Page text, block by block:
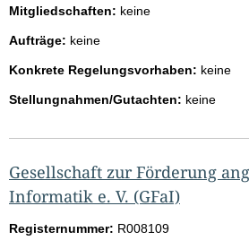
Mitgliedschaften: keine
Aufträge: keine
Konkrete Regelungsvorhaben: keine
Stellungnahmen/Gutachten: keine
Gesellschaft zur Förderung
Informatik e. V. (GFaI)
Registernummer: R008109